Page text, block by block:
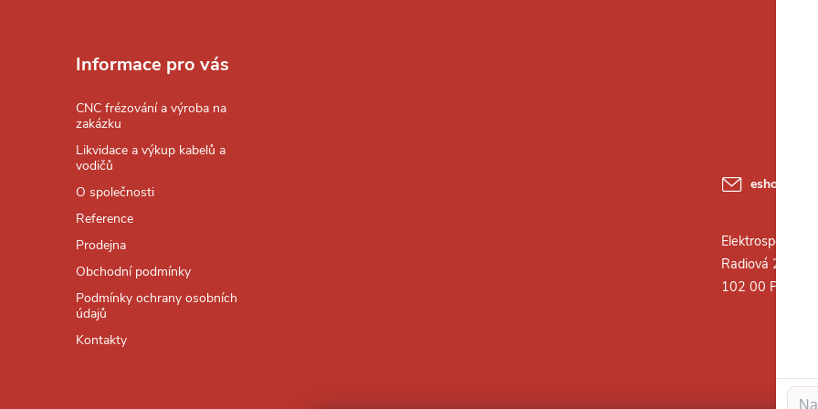
Informace pro vás
CNC frézování a výroba na
zakázku
Likvidace a výkup kabelů a
vodičů
O společnosti
Reference
Prodejna
Obchodní podmínky
Podmínky ochrany osobních
údajů
Kontakty
eshop